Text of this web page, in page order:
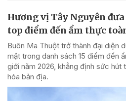
Hương vị Tây Nguyên
top điểm đến ẩm thực
Buôn Ma Thuột trở thành đại diện
mặt trong danh sách 15 điểm đến
giới năm 2026, khẳng định sức hút
hóa bản địa.